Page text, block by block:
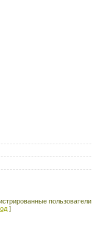
пользователи.
]